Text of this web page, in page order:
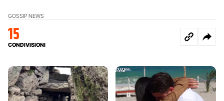
GOSSIP NEWS
15
CONDIVISIONI